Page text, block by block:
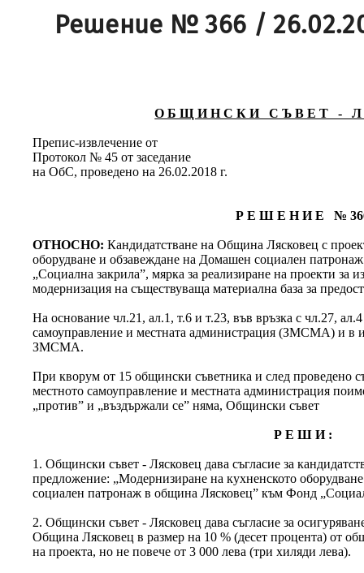
Решение № 366 /
О Б Щ И Н С К И С Ъ В Е Т - Л
Препис-извлечение от
Протокол № 45 от заседание
на ОбС, проведено на 26.02.2018 г.
Р Е Ш Е Н И Е №
ОТНОСНО:Кандидатстване на Община Лясковец с
оборудване и обзавеждане на Домашен социален
„Социална закрила”, мярка за реализиране на проекти за
модернизация на съществуваща материална база за
На основание чл.21, ал.1, т.6 и т.23, във връзка с чл.27,
самоуправление и местната администрация (ЗМСМА) и в
ЗМСМА.
При кворум от 15 общински съветника и след проведено
местното самоуправление и местната администрация
„против” и „въздържали се” няма, Общински съвет
Р Е Ш И :
1. Общински съвет - Лясковец дава съгласие за
предложение: „Модернизиране на кухненското
социален патронаж в община Лясковец” към Фонд
2. Общински съвет - Лясковец дава съгласие за
Община Лясковец в размер на 10 % (десет процента) от
на проекта, но не повече от 3 000 лева (три хиляди лева).